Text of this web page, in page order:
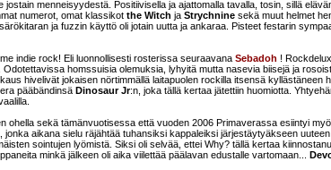
jostain menneisyydestä. Positiivisella ja ajattomalla tavalla, tosin, sillä
numerot, omat klassikot the Witch ja Strychnine sekä muut helmet
ja fuzzin käyttö oli jotain uutta ja ankaraa. Pisteet festarin
indie rock! Eli luonnollisesti rosterissa seuraavana Sebadoh !
Odotettavissa homssuisia olemuksia, lyhyitä mutta nasevia biisejä ja
hivelivät jokaisen nörtimmällä laitapuolen rockilla itsensä kyllästäneen
pääbändinsä Dinosaur Jr:n, joka tällä kertaa jätettiin huomiotta.
ohella sekä tämänvuotisessa että vuoden 2006 Primaverassa esiintyi
jonka aikana sielu räjähtää tuhansiksi kappaleiksi järjestäytyäkseen
sointujen lyömistä. Siksi oli selvää, ettei Why? tällä kertaa
minkä jälkeen oli aika viilettää päälavan edustalle vartomaan...